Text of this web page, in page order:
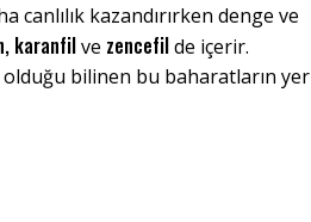
kazandırırken denge ve
karanfilve zencefilde içerir.
olduğu bilinen bu baharatların yer